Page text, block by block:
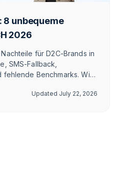
8 unbequeme
2026
für D2C-Brands in
SMS-Fallback,
Benchmarks. Wir
Updated July 22, 2026